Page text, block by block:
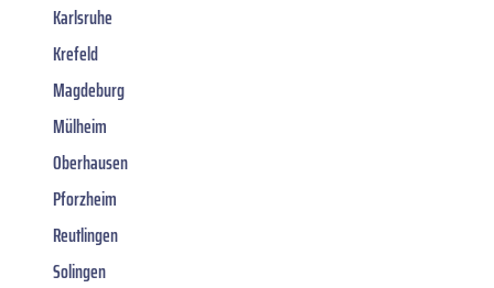
Karlsruhe
Krefeld
Magdeburg
Mülheim
Oberhausen
Pforzheim
Reutlingen
Solingen